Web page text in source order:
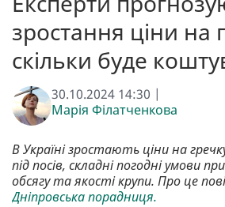
зростання ціни на
скільки буде
30.10.2024 14:30 |
Марія Філатченкова
В Україні зростають ціни на
під посів, складні погодні умови
обсягу та якості крупи. Про це
Дніпровська порадниця.